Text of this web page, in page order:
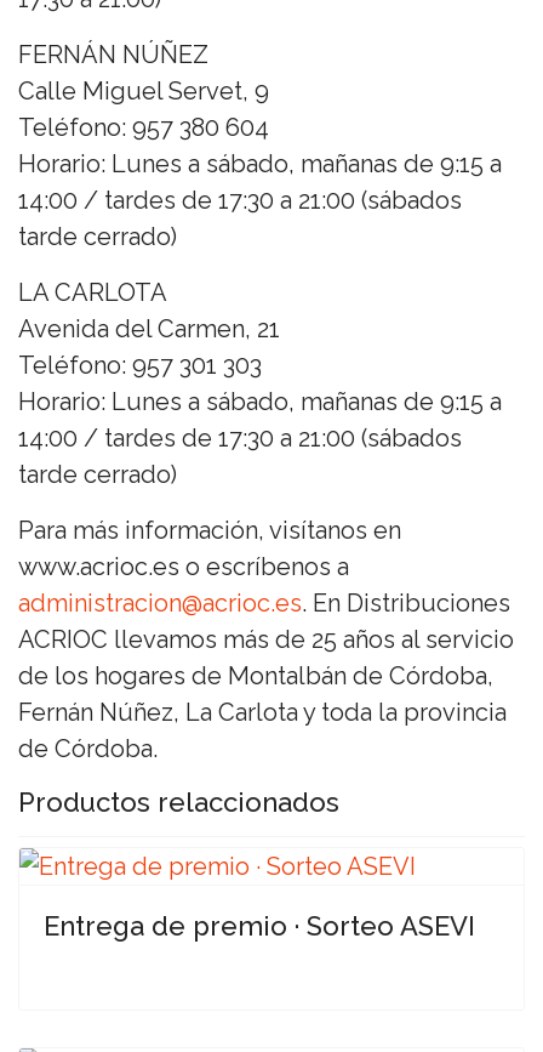
FERNÁN NÚÑEZ
Calle Miguel Servet, 9
Teléfono: 957 380 604
Horario: Lunes a sábado, mañanas de 9:15 a
14:00 / tardes de 17:30 a 21:00 (sábados
tarde cerrado)
LA CARLOTA
Avenida del Carmen, 21
Teléfono: 957 301 303
Horario: Lunes a sábado, mañanas de 9:15 a
14:00 / tardes de 17:30 a 21:00 (sábados
tarde cerrado)
Para más información, visítanos en
www.acrioc.es o escríbenos a
administracion@acrioc.es. En Distribuciones
ACRIOC llevamos más de 25 años al servicio
de los hogares de Montalbán de Córdoba,
Fernán Núñez, La Carlota y toda la provincia
de Córdoba.
Productos relaccionados
Entrega de premio · Sorteo ASEVI